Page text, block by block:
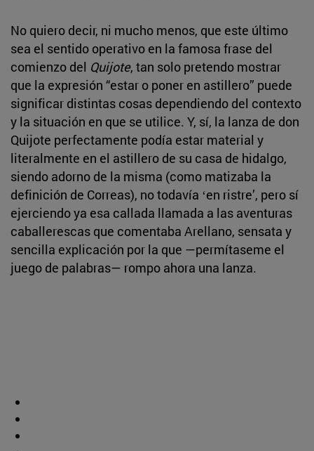
No quiero decir, ni mucho menos, que este último
sea el sentido operativo en la famosa frase del
comienzo del Quijote, tan solo pretendo mostrar
que la expresión “estar o poner en astillero” puede
significar distintas cosas dependiendo del contexto
y la situación en que se utilice. Y, sí, la lanza de don
Quijote perfectamente podía estar material y
literalmente en el astillero de su casa de hidalgo,
siendo adorno de la misma (como matizaba la
definición de Correas), no todavía ʻen ristreʼ, pero sí
ejerciendo ya esa callada llamada a las aventuras
caballerescas que comentaba Arellano, sensata y
sencilla explicación por la que —permítaseme el
juego de palabras— rompo ahora una lanza.